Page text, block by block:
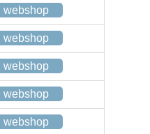
webshop
webshop
webshop
webshop
webshop